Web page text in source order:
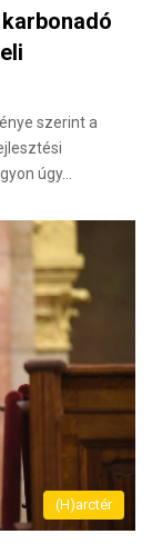
szerint a
úgy…
(H)arctér